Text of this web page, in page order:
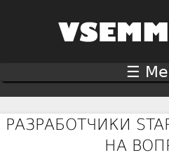
РАЗРАБОТЧИКИ
НА
☰